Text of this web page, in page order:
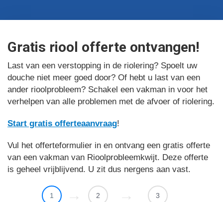
Gratis riool offerte ontvangen!
Last van een verstopping in de riolering? Spoelt uw
douche niet meer goed door? Of hebt u last van een
ander rioolprobleem? Schakel een vakman in voor het
verhelpen van alle problemen met de afvoer of riolering.
Start gratis offerteaanvraag!
Vul het offerteformulier in en ontvang een gratis offerte
van een vakman van Rioolprobleemkwijt. Deze offerte
is geheel vrijblijvend. U zit dus nergens aan vast.
1 2 3